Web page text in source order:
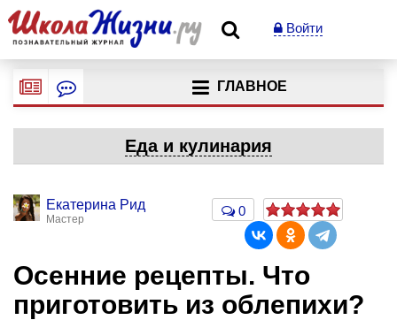
Войти
ГЛАВНОЕ
Еда и кулинария
Екатерина Рид
Мастер
0
Осенние рецепты. Что
приготовить из облепихи?